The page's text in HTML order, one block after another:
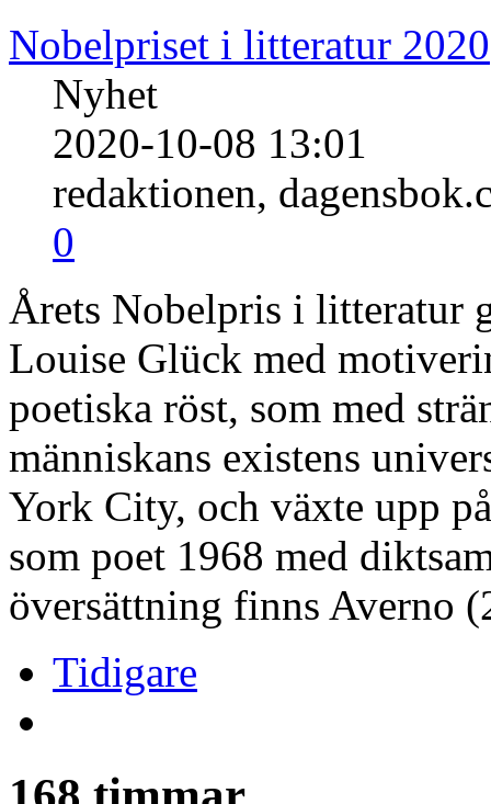
Nobelpriset i litteratur 2020
Nyhet
2020-10-08 13:01
redaktionen,
0
Årets Nobelpris i litteratur
Louise Glück med
poetiska röst, som med
människans existens
York City, och växte upp
som poet 1968 med
översättning finns
Tidigare